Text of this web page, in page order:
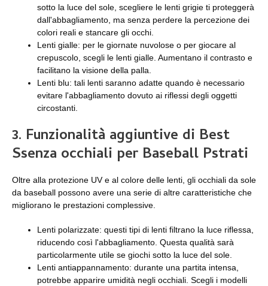
sotto la luce del sole, scegliere le lenti grigie ti proteggerà
dall'abbagliamento, ma senza perdere la percezione dei
colori reali e stancare gli occhi.
Lenti gialle: per le giornate nuvolose o per giocare al
crepuscolo, scegli le lenti gialle. Aumentano il contrasto e
facilitano la visione della palla.
Lenti blu: tali lenti saranno adatte quando è necessario
evitare l'abbagliamento dovuto ai riflessi degli oggetti
circostanti.
3. Funzionalità aggiuntive di Best
Ssenza occhiali per Baseball Pstrati
Oltre alla protezione UV e al colore delle lenti, gli occhiali da sole
da baseball possono avere una serie di altre caratteristiche che
migliorano le prestazioni complessive.
Lenti polarizzate: questi tipi di lenti filtrano la luce riflessa,
riducendo così l'abbagliamento. Questa qualità sarà
particolarmente utile se giochi sotto la luce del sole.
Lenti antiappannamento: durante una partita intensa,
potrebbe apparire umidità negli occhiali. Scegli i modelli